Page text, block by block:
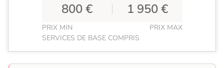
800 € 1 950 €
PRIX MIN
PRIX MAX
SERVICES DE BASE COMPRIS